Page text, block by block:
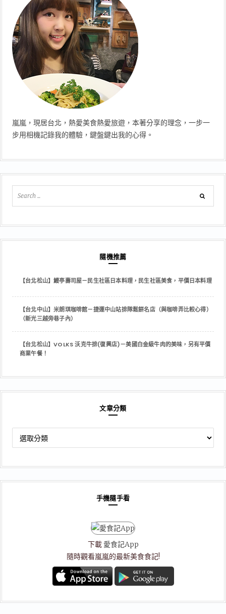
嵐嵐，現居台北，熱愛美食熱愛旅遊，本著分享的理念，一步一
步用相機記錄我的體驗，鍵盤鍵出我的心得。
隨機推薦
【台北松山】鰻亭壽司屋－民生社區日本料理，民生社區美食，平價日本料理
【台北中山】米朗琪咖啡館－捷運中山站排隊鬆餅名店（與咖啡弄比較心得）
（新光三越旁巷子內）
【台北松山】VOLKS 沃克牛排(復興店)－美國白金級牛肉的美味，另有平價
商業午餐！
文章分類
章
類
手機隨手看
下載 愛食記App
隨時觀看嵐嵐的最新美食食記!